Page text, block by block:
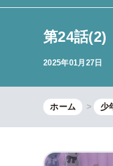
第24話
2025年01月27日
ホーム 少